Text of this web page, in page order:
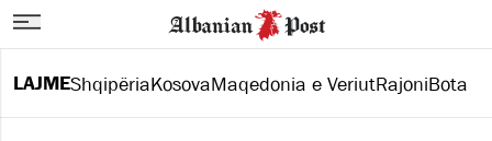
LAJMEShqipëriaKosovaMaqedonia e VeriutRajoniBota